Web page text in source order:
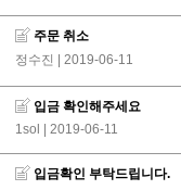
주문 취소
정수진
| 2019-06-11
입금 확인해주세요
1sol
| 2019-06-11
입금확인 부탁드립니다.